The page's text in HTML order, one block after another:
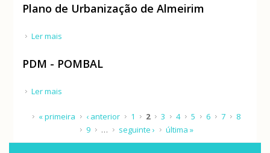
Plano de Urbanização de Almeirim
Ler mais
PDM - POMBAL
Ler mais
Páginas
« primeira ‹ anterior 1 2 3 4 5 6 7
8
9
… seguinte › última »